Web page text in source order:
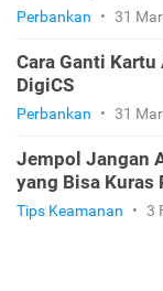
Perbankan • 31
Cara Ganti
DigiCS
Perbankan • 31
Jempol Jangan
yang Bisa Kuras
Tips Keamanan • 3